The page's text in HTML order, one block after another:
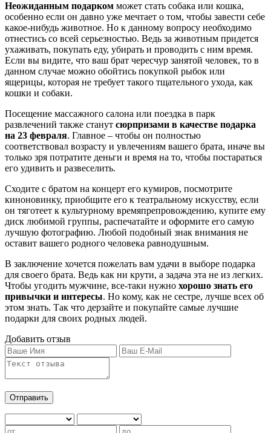
Неожиданным подарком может стать собака или кошка,
особенно если он давно уже мечтает о том, чтобы завести себе
какое-нибудь животное. Но к данному вопросу необходимо
отнестись со всей серьезностью. Ведь за животным придется
ухаживать, покупать еду, убирать и проводить с ним время.
Если вы видите, что ваш брат чересчур занятой человек, то в
данном случае можно обойтись покупкой рыбок или
ящерицы, которая не требует такого тщательного ухода, как
кошки и собаки.
Посещение массажного салона или поездка в парк
развлечений также станут сюрпризами в качестве подарка
на 23 февраля. Главное – чтобы он полностью
соответствовал возрасту и увлечениям вашего брата, иначе вы
только зря потратите деньги и время на то, чтобы постараться
его удивить и развеселить.
Сходите с братом на концерт его кумиров, посмотрите
киноновинку, приобщите его к театральному искусству, если
он тяготеет к культурному времяпрепровождению, купите ему
диск любимой группы, распечатайте и оформите его самую
лучшую фотографию. Любой подобный знак внимания не
оставит вашего родного человека равнодушным.
В заключение хочется пожелать вам удачи в выборе подарка
для своего брата. Ведь как ни крути, а задача эта не из легких.
Чтобы угодить мужчине, все-таки нужно хорошо знать его
привычки и интересы. Но кому, как не сестре, лучше всех об
этом знать. Так что дерзайте и покупайте самые лучшие
подарки для своих родных людей.
Добавить отзыв